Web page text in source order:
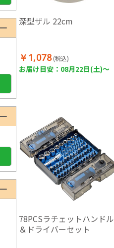
深型ザル 22cm
￥1,078 (税込)
お届け目安：08月22日(土)～
78PCSラチェットハンドル
＆ドライバーセット